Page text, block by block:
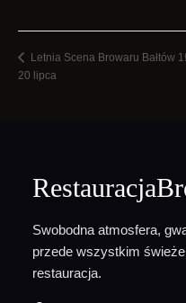
Letnia Scena Browaru Bałtów
20 lipca
Swobodna atmosfera,
przede wszystkim
restauracja.